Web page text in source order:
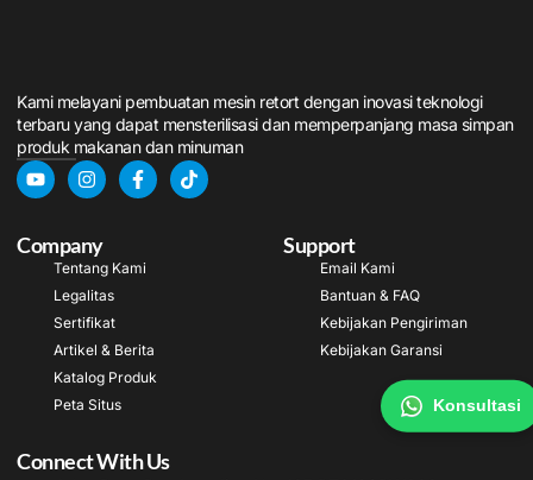
Kami melayani pembuatan mesin retort dengan inovasi teknologi
terbaru yang dapat mensterilisasi dan memperpanjang masa simpan
produk makanan dan minuman
Company
Tentang Kami
Legalitas
Sertifikat
Artikel & Berita
Katalog Produk
Peta Situs
Support
Email Kami
Bantuan & FAQ
Kebijakan Pengiriman
Kebijakan Garansi
Connect With Us
Konsultasi